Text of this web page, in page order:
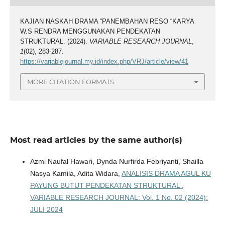
KAJIAN NASKAH DRAMA “PANEMBAHAN RESO “KARYA
W.S RENDRA MENGGUNAKAN PENDEKATAN
STRUKTURAL. (2024). VARIABLE RESEARCH JOURNAL
1(02), 283-287.
https://variablejournal.my.id/index.php/VRJ/article/view/41
MORE CITATION FORMATS
Most read articles by the same author(s)
Azmi Naufal Hawari, Dynda Nurfirda Febriyanti, Shailla
Nasya Kamila, Adita Widara, ANALISIS DRAMA AGUL KU
PAYUNG BUTUT PENDEKATAN STRUKTURAL
VARIABLE RESEARCH JOURNAL: Vol. 1 No. 02 (2024):
JULI 2024